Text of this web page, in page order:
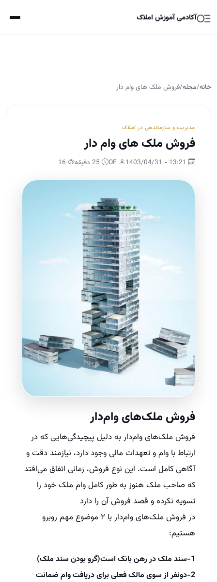
آکادمی آموزش املاک
خانه/مجله/فروش ملک های وام دار
مدیریت و سازماندهی در املاک
فروش ملک های وام دار
فروش ملک‌های وام‌دار
فروش ملک‌های وام‌دار به دلیل پیچیدگی‌هایی که در
ارتباط با وام و تعهدات مالی وجود دارد، نیازمند دقت و
آگاهی کامل است. این نوع فروش، زمانی اتفاق می‌افتد
که صاحب ملک هنوز به طور کامل وام ملک خود را
تسویه نکرده و قصد فروش آن را دارد
در فروش ملک‌های وام‌دار با ۲ موضوع مهم روبرو
هستیم:
1-سند ملک در رهن بانک است(گرو بودن سند ملک)
2-دونفر از سوی مالک فعلی برای دریافت وام ضمانت